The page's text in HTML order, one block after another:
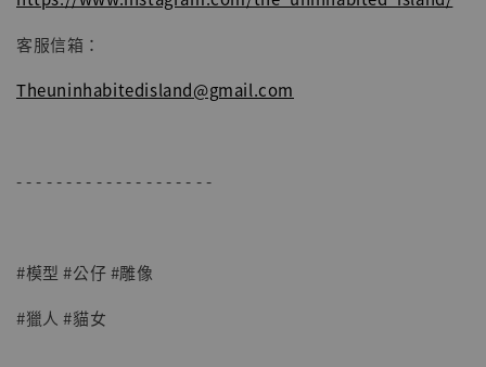
客服信箱：
Theuninhabitedisland@gmail.com
- - - - - - - - - - - - - - - - - - - -
#模型 #公仔 #雕像
#獵人 #貓女